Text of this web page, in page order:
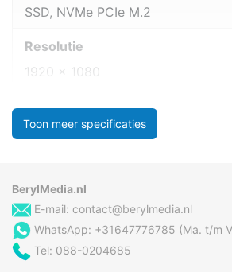
SSD, NVMe PCIe M.2
Resolutie
1920 x 1080
Toon meer specificaties
BerylMedia.nl
E-mail: contact@berylmedia.nl
WhatsApp: +31647776785 (Ma. t/m
Tel: 088-0204685